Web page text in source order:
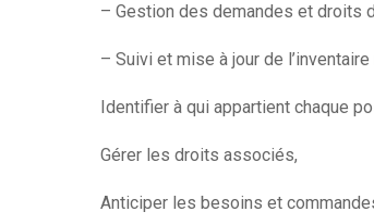
– Gestion des demandes et droits
– Suivi et mise à jour de
Identifier à qui appartient chaque
Gérer les droits associés,
Anticiper les besoins et